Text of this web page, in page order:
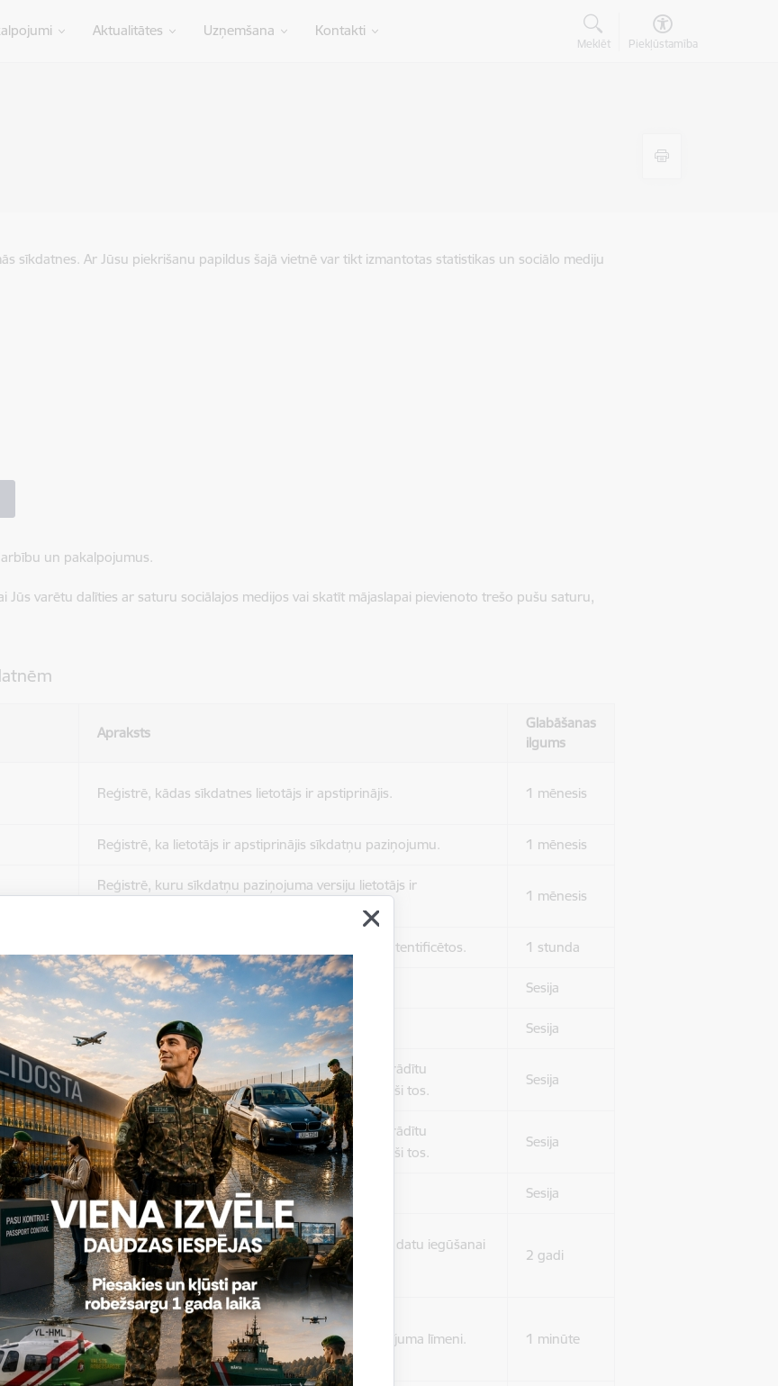
Aktualitātes Uzņemšana Kontakti
Meklēt Piekļūstamība
sīkdatnes. Ar Jūsu piekrišanu papildus šajā vietnē var tikt izmantotas statistikas un sociālo mediju
un pakalpojumus.
Jūs varētu dalīties ar saturu sociālajos medijos vai skatīt mājaslapai pievienoto trešo pušu saturu,
Apraksts
Glabāšanas
ilgums
Reģistrē, kādas sīkdatnes lietotājs ir apstiprinājis. 1 mēnesis
Reģistrē, ka lietotājs ir apstiprinājis sīkdatņu paziņojumu. 1 mēnesis
Reģistrē, kuru sīkdatņu paziņojuma versiju lietotājs ir
1 mēnesis
Nepieciešams tikai satura administratoriem, lai autentificētos. 1 stunda
Sesijas uzturēšana no slodzes dalīšanas viedokļa. Sesija
Drošības politikas sesija. Sesija
Sīkdatne ir nepieciešama, lai visiem lietotājiem nerādītu
ziņojumus pēc tam, kad viņi ir izlasījuši un aizvēruši tos.
Sesija
Sīkdatne ir nepieciešama, lai visiem lietotājiem nerādītu
ziņojumus pēc tam, kad viņi ir izlasījuši un aizvēruši tos.
Sesija
Reģistrē, ka tiek parādīts modālais logs. Sesija
Reģistrē unikālu ID, kas tiek izmantots statistisko datu iegūšanai
par to, kā apmeklētājs izmanto vietni.
2 gadi
un
Izmanto Google Analytics, lai samazinātu pieprasījuma līmeni. 1 minūte